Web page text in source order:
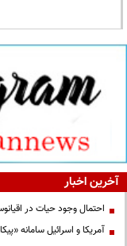
آخرین اخبار
احتمال وجود حیات در
آمریکا و اسرائیل سامانه